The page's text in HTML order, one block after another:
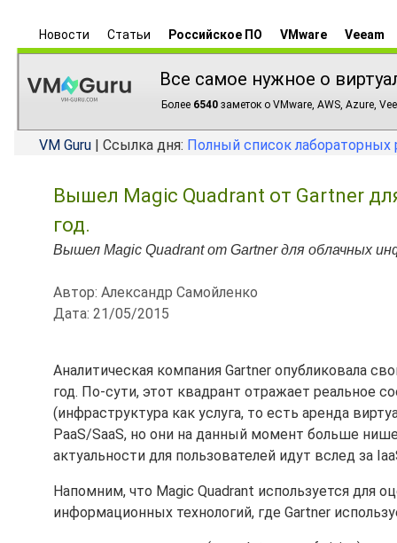
Новости Статьи Российское ПО VMware Veeam
Все самое нужное о
Более 6540 заметок о VMware, AWS, Azure,
VM Guru | Ссылка дня: Полный список лабораторных
Вышел Magic Quadrant от Gartner
год.
Вышел Magic Quadrant от Gartner для облачных
Автор: Александр Самойленко
Дата: 21/05/2015
Аналитическая компания Gartner опубликовала
год. По-сути, этот квадрант отражает реальное
(инфраструктура как услуга, то есть аренда
PaaS/SaaS, но они на данный момент больше
актуальности для пользователей идут вслед за
Напомним, что Magic Quadrant используется для
информационных технологий, где Gartner